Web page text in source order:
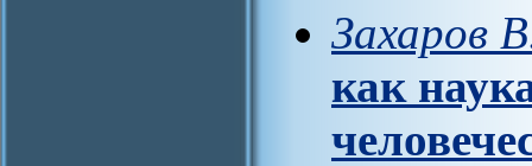
Захаров
как